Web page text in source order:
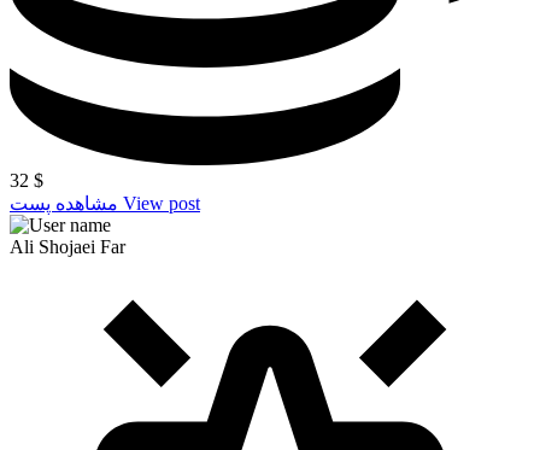
32 $
مشاهده پست View post
Ali Shojaei Far